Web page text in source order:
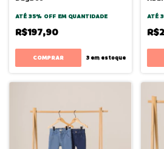
ATÉ 35% OFF EM QUANTIDADE
R$197,90
COMPRAR 3em estoque
ATÉ